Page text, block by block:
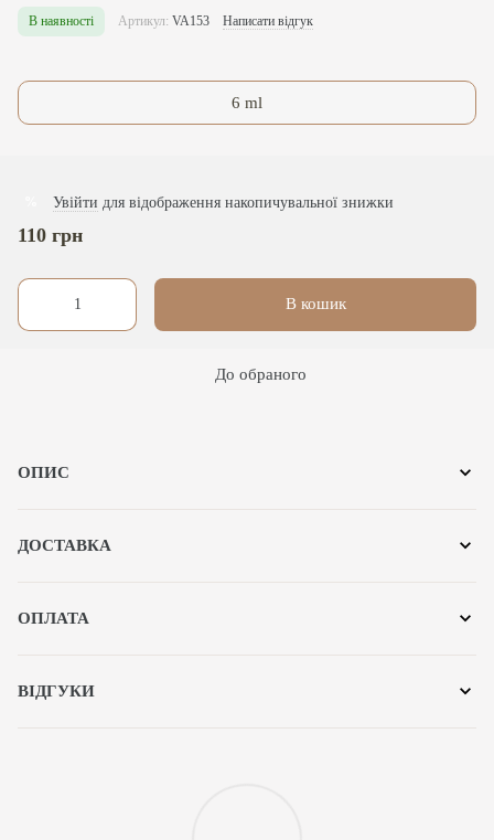
В наявності Артикул: VA153 Написати відгук
6 ml
110 грн
В кошик
Увійти для відображення накопичувальної знижки
До обраного
ОПИС
ДОСТАВКА
ОПЛАТА
ВІДГУКИ